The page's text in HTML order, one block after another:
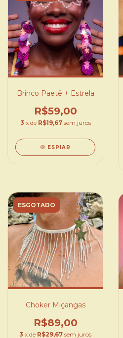
Brinco Paetê + Estrela
R$59,00
3 x de R$19,67 sem juros
ESPIAR
ESGOTADO
Choker Miçangas
R$89,00
3 x de R$29,67 sem juros